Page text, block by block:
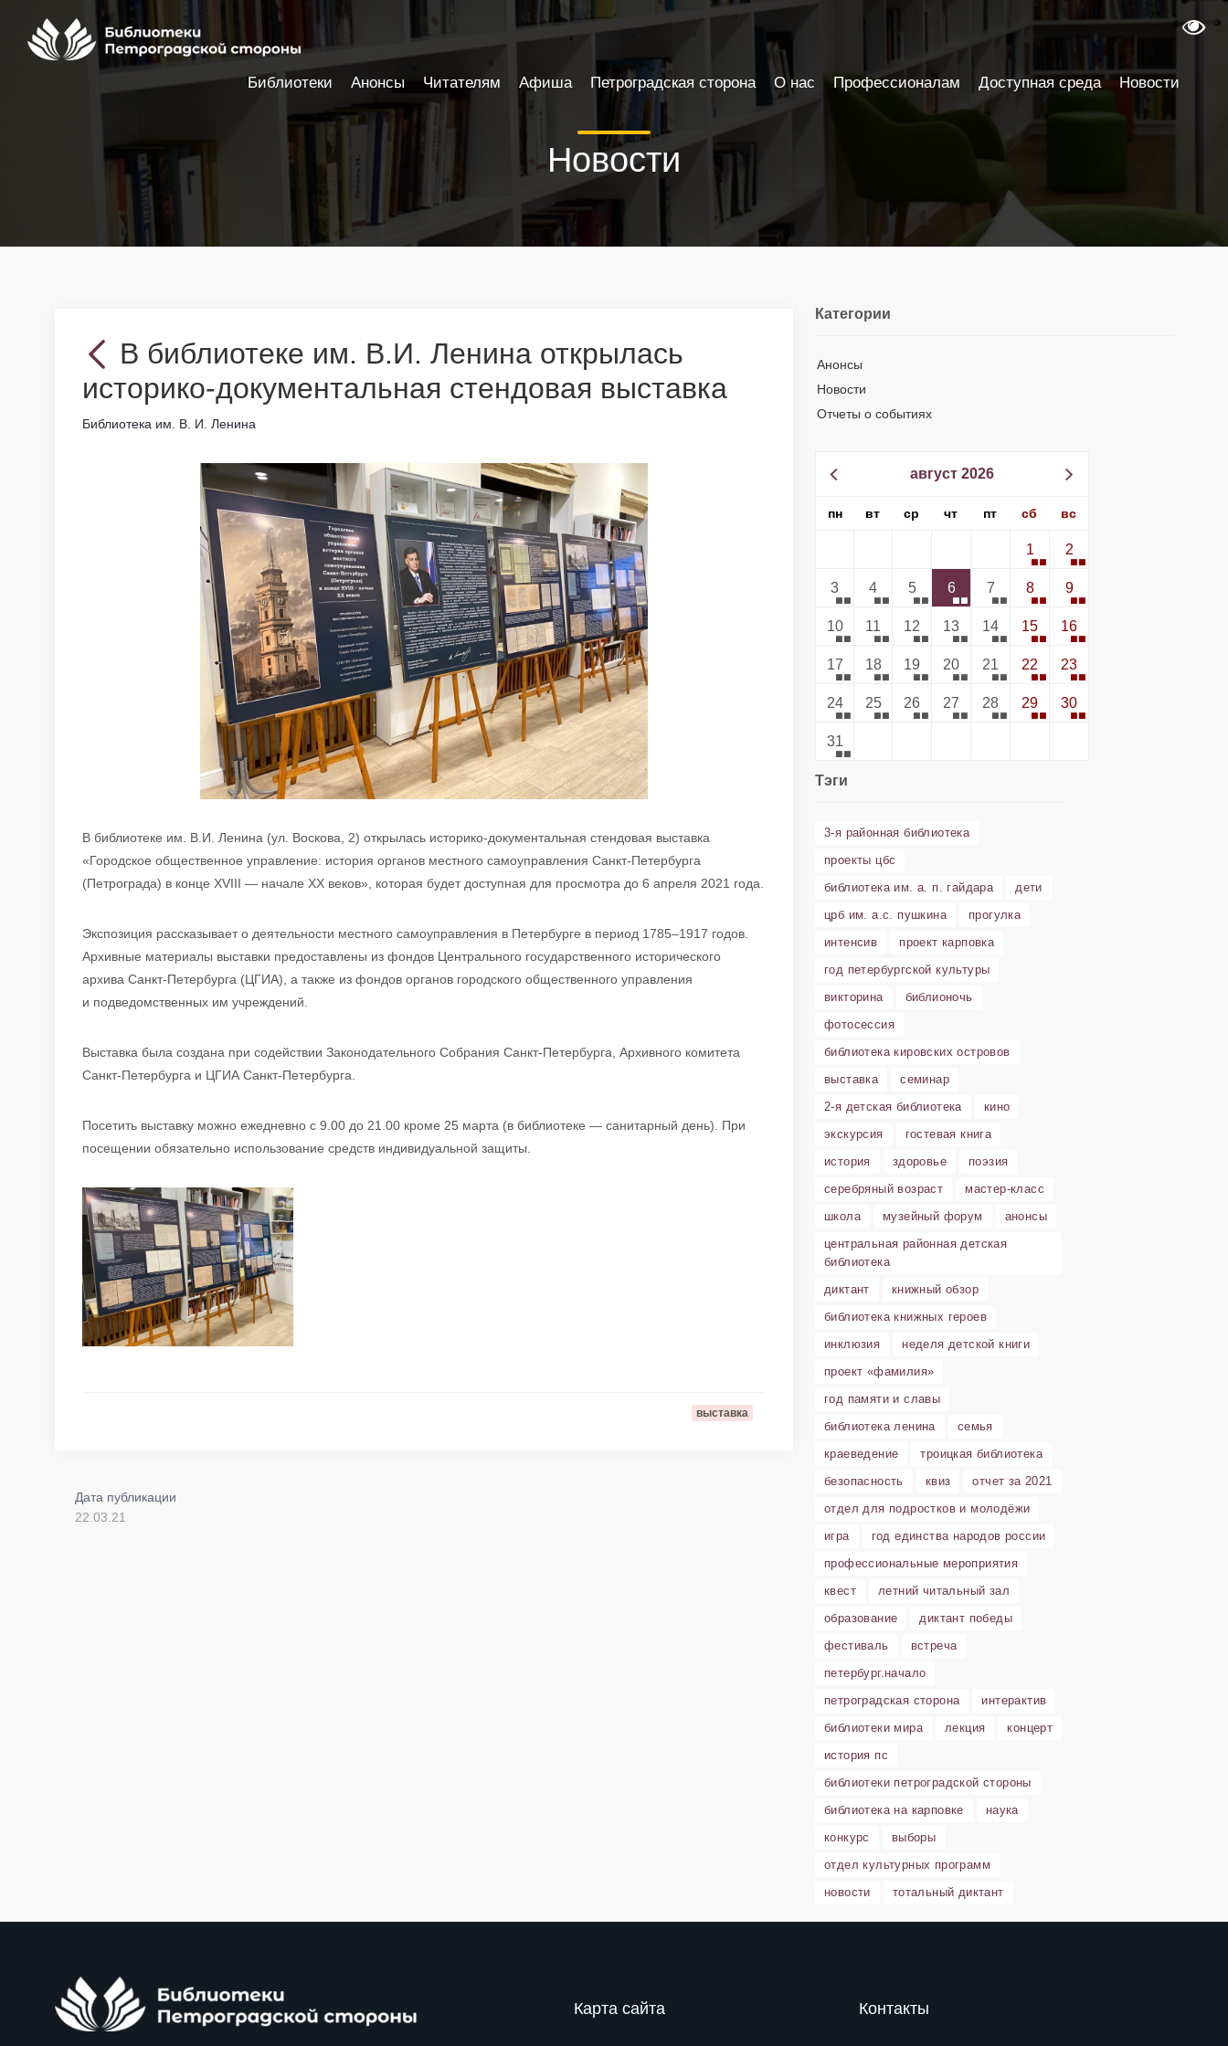
Новости
В библиотеке им. В.И. Ленина открылась
историко-документальная стендовая выставка
Библиотека им. В. И. Ленина
В библиотеке им. В.И. Ленина (ул. Воскова, 2) открылась историко-документальная стендовая выставка
«Городское общественное управление: история органов местного самоуправления Санкт-Петербурга
(Петрограда) в конце XVIII — начале XX веков», которая будет доступная для просмотра до 6 апреля 2021 года.
Экспозиция рассказывает о деятельности местного самоуправления в Петербурге в период 1785–1917 годов.
Архивные материалы выставки предоставлены из фондов Центрального государственного исторического
архива Санкт-Петербурга (ЦГИА), а также из фондов органов городского общественного управления
и подведомственных им учреждений.
Выставка была создана при содействии Законодательного Собрания Санкт-Петербурга, Архивного комитета
Санкт-Петербурга и ЦГИА Санкт-Петербурга.
Посетить выставку можно ежедневно с 9.00 до 21.00 кроме 25 марта (в библиотеке — санитарный день). При
посещении обязательно использование средств индивидуальной защиты.
выставка
Дата публикации
22.03.21
Категории
Анонсы
Новости
Отчеты о событиях
август 2026
пн вт ср чт пт сб вс
1 2
3 4 5 6 7 8 9
10 11 12 13 14 15 16
17 18 19 20 21 22 23
24 25 26 27 28 29 30
31
Тэги
3-я районная библиотека
проекты цбс
библиотека им. а. п. гайдара
дети
црб им. а.с. пушкина
прогулка
интенсив
проект карповка
год петербургской культуры
викторина
библионочь
фотосессия
библиотека кировских островов
выставка
семинар
2-я детская библиотека
кино
экскурсия
гостевая книга
история
здоровье
поэзия
серебряный возраст
мастер-класс
школа
музейный форум
анонсы
центральная районная детская
библиотека
диктант
книжный обзор
библиотека книжных героев
инклюзия
неделя детской книги
проект «фамилия»
год памяти и славы
библиотека ленина
семья
краеведение
троицкая библиотека
безопасность
квиз
отчет за 2021
отдел для подростков и молодёжи
игра
год единства народов россии
профессиональные мероприятия
квест
летний читальный зал
образование
диктант победы
фестиваль
встреча
петербург.начало
петроградская сторона
интерактив
библиотеки мира
лекция
концерт
история пс
библиотеки петроградской стороны
библиотека на карповке
наука
конкурс
выборы
отдел культурных программ
новости
тотальный диктант
Карта сайта Контакты
Библиотеки Анонсы Читателям Афиша Петроградская сторона О нас Профессионалам Доступная среда Новости
Настройки доступности